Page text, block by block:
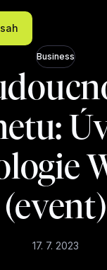
Business
(event)
17. 7. 2023